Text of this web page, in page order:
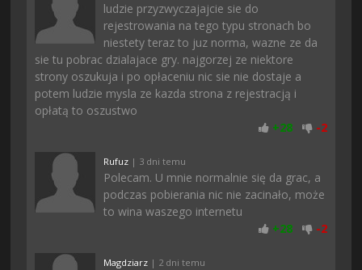
ludzie przyzwyczajajcie sie do
rejestrowania na tego typu stronach bo
niestety teraz to juz norma, wazne ze da
sie tu pobrac dzialajace gry. najgorzej ze niektore
strony oszukuja i po opłaceniu nic sie nie dostaje a
potem ludzie mysla ze kazda strona z rejestracją i
opłatą to oszustwo
+28 -2
Rufuz | 3 dni temu
Polecam. U mnie normalnie się da grac, a
podczas pobierania nic nie zacinało, może
to wina waszego internetu
+28 -2
Magdziarz | 2 dni temu